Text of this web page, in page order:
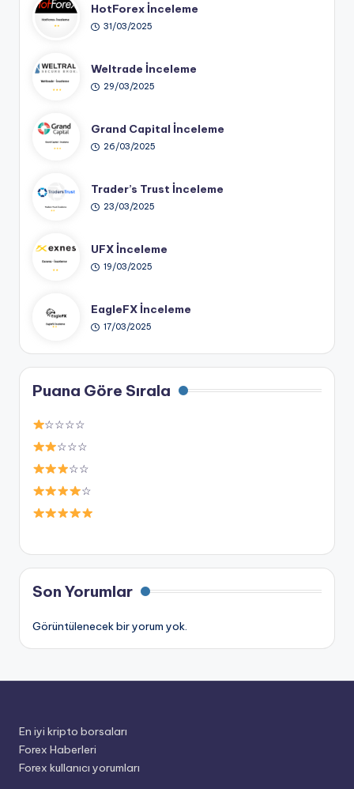
HotForex İnceleme
31/03/2025
Weltrade İnceleme
29/03/2025
Grand Capital İnceleme
26/03/2025
Trader’s Trust İnceleme
23/03/2025
UFX İnceleme
19/03/2025
EagleFX İnceleme
17/03/2025
Puana Göre Sırala
☆☆☆☆
☆☆☆
☆☆
☆
Son Yorumlar
Görüntülenecek bir yorum yok.
En iyi kripto borsaları
Forex Haberleri
Forex kullanıcı yorumları